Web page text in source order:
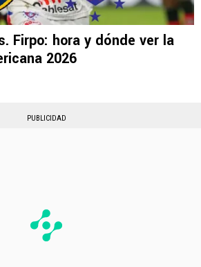
Firpo: hora y dónde ver la
2026
PUBLICIDAD